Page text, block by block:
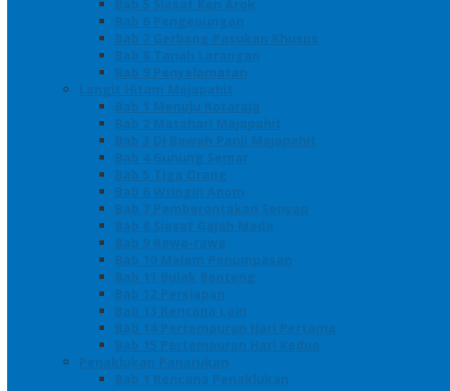
Bab 5 Siasat Ken Arok
Bab 6 Pengepungan
Bab 7 Gerbang Pasukan Khusus
Bab 8 Tanah Larangan
Bab 9 Penyelamatan
Langit Hitam Majapahit
Bab 1 Menuju Kotaraja
Bab 2 Matahari Majapahit
Bab 3 Di Bawah Panji Majapahit
Bab 4 Gunung Semar
Bab 5 Tiga Orang
Bab 6 Wringin Anom
Bab 7 Pemberontakan Senyap
Bab 8 Siasat Gajah Mada
Bab 9 Rawa-rawa
Bab 10 Malam Penumpasan
Bab 11 Bulak Banteng
Bab 12 Persiapan
Bab 13 Rencana Lain
Bab 14 Pertempuran Hari Pertama
Bab 15 Pertempuran Hari Kedua
Penaklukan Panarukan
Bab 1 Rencana Penaklukan